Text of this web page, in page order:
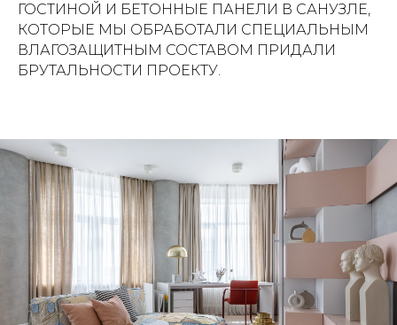
ГОСТИНОЙ И БЕТОННЫЕ ПАНЕЛИ В САНУЗЛЕ,
КОТОРЫЕ МЫ ОБРАБОТАЛИ СПЕЦИАЛЬНЫМ
ВЛАГОЗАЩИТНЫМ СОСТАВОМ ПРИДАЛИ
БРУТАЛЬНОСТИ ПРОЕКТУ.